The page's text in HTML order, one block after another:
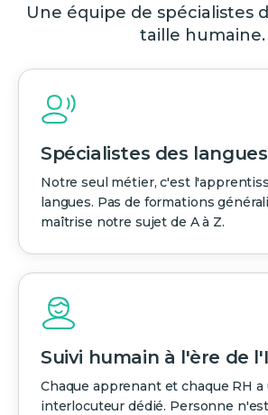
Une équipe de spécialistes
taille humaine.
Spécialistes des langues
Notre seul métier, c'est
langues. Pas de formations
maîtrise notre sujet de A à Z.
Suivi humain à l'ère de
Chaque apprenant et chaque RH a
interlocuteur dédié. Personne